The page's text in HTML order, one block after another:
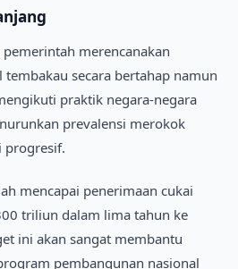
merencanakan
secara bertahap namun
praktik negara-negara
prevalensi merokok
progresif.
mencapai penerimaan cukai
triliun dalam lima tahun ke
ini akan sangat membantu
pembangunan nasional